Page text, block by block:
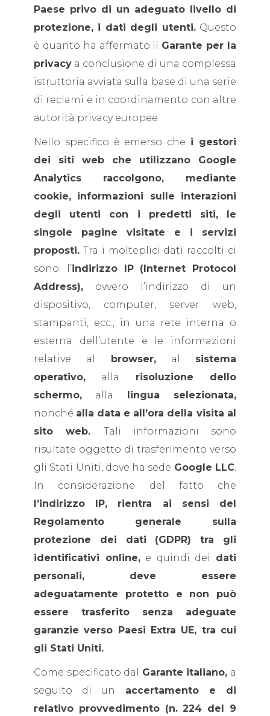
Paese privo di un adeguato livello di
protezione, i dati degli utenti.Questo
è quanto ha affermato il Garante per la
privacy a conclusione di una complessa
istruttoria avviata sulla base di una serie
di reclami e in coordinamento con altre
autorità privacy europee.
Nello specifico è emerso che i gestori
dei siti web che utilizzano Google
Analytics raccolgono, mediante
cookie, informazioni sulle interazioni
degli utenti con i predetti siti, le
singole pagine visitate e i servizi
proposti. Tra i molteplici dati raccolti ci
sono: l’indirizzo IP (Internet Protocol
Address), ovvero l’indirizzo di un
dispositivo, computer, server web,
stampanti, ecc., in una rete interna o
esterna dell’utente e le informazioni
relative al browser,al sistema
operativo, alla risoluzione dello
schermo, alla lingua selezionata,
nonché alla data e all’ora della visita al
sito web. Tali informazioni sono
risultate oggetto di trasferimento verso
gli Stati Uniti, dove ha sede Google LLC.
In considerazione del fatto che
l’indirizzo IP, rientra ai sensi del
Regolamento generale sulla
protezione dei dati (GDPR) tra gli
identificativi online,e quindi dei dati
personali,
deve essere
adeguatamente protetto e non può
essere trasferito senza adeguate
garanzie verso Paesi Extra UE, tra cui
gli Stati Uniti.
Come specificato dal Garante italiano, a
seguito di un accertamento e di
relativo provvedimento (n. 224 del 9